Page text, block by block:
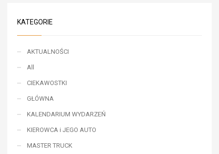
KATEGORIE
AKTUALNOŚCI
All
CIEKAWOSTKI
GŁÓWNA
KALENDARIUM WYDARZEŃ
KIEROWCA i JEGO AUTO
MASTER TRUCK